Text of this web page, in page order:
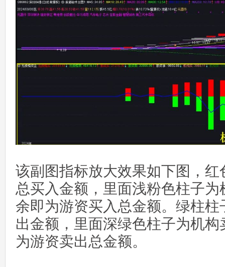
该副图指标放大效果如下图，
总买入金额，里面浅粉色柱子
余即为游资买入总金额。绿柱
出金额，里面深绿色柱子为机
为游资卖出总金额。